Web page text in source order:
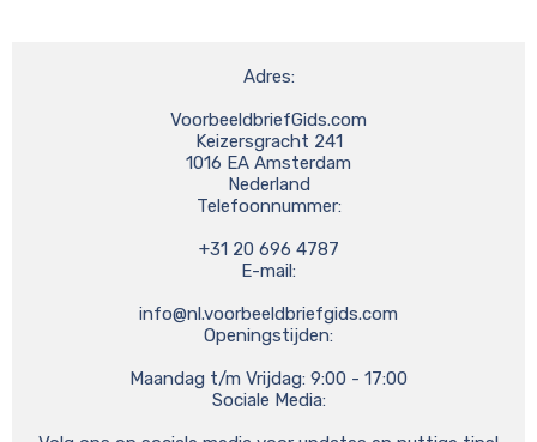
Adres:
VoorbeeldbriefGids.com
Keizersgracht 241
1016 EA Amsterdam
Nederland
Telefoonnummer:
+31 20 696 4787
E-mail:
info@nl.voorbeeldbriefgids.com
Openingstijden:
Maandag t/m Vrijdag: 9:00 - 17:00
Sociale Media: